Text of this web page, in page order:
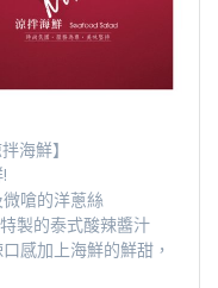
海鮮】
嗆的洋蔥絲
製的泰式酸辣醬汁
感加上海鮮的鮮甜，